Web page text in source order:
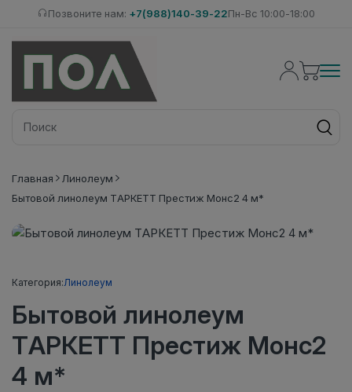
Позвоните нам: +7(988)140-39-22Пн-Вс 10:00-18:00
Главная
Линолеум
Бытовой линолеум ТАРКЕТТ Престиж Монс2 4 м*
Категория:Линолеум
Бытовой линолеум
ТАРКЕТТ Престиж Монс2
4 м*